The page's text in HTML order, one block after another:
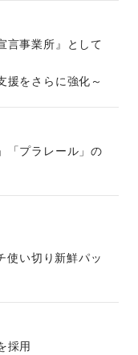
言事業所』として
援をさらに強化～
「プラレール」の
使い切り新鮮パッ
採用